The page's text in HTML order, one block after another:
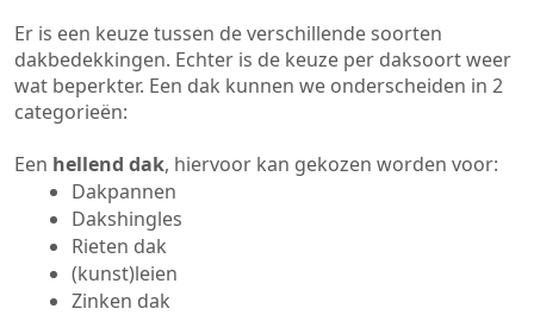
Er is een keuze tussen de verschillende soorten
dakbedekkingen. Echter is de keuze per daksoort weer
wat beperkter. Een dak kunnen we onderscheiden in 2
categorieën:
Een hellend dak, hiervoor kan gekozen worden voor:
Dakpannen
Dakshingles
Rieten dak
(kunst)leien
Zinken dak